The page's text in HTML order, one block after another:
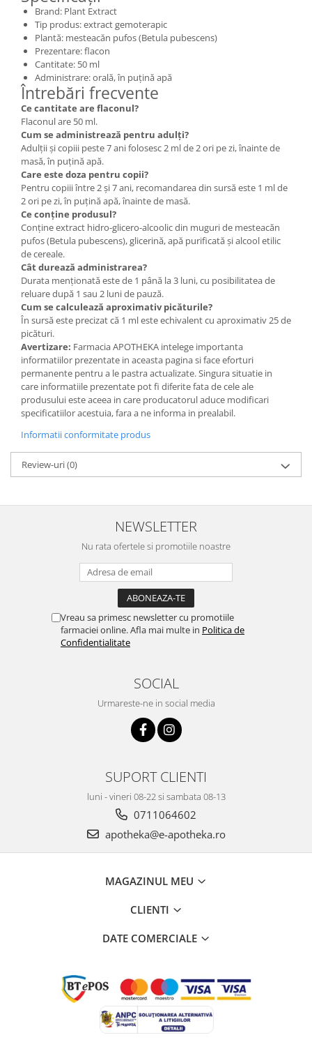
Brand: Plant Extract
Tip produs: extract gemoterapic
Plantă: mesteacăn pufos (Betula pubescens)
Prezentare: flacon
Cantitate: 50 ml
Administrare: orală, în puțină apă
Întrebări frecvente
Ce cantitate are flaconul?
Flaconul are 50 ml.
Cum se administrează pentru adulți?
Adulții și copiii peste 7 ani folosesc 2 ml de 2 ori pe zi, înainte de
masă, în puțină apă.
Care este doza pentru copii?
Pentru copiii între 2 și 7 ani, recomandarea din sursă este 1 ml de
2 ori pe zi, în puțină apă, înainte de masă.
Ce conține produsul?
Conține extract hidro-glicero-alcoolic din muguri de mesteacăn
pufos (Betula pubescens), glicerină, apă purificată și alcool etilic
de cereale.
Cât durează administrarea?
Durata menționată este de 1 până la 3 luni, cu posibilitatea de
reluare după 1 sau 2 luni de pauză.
Cum se calculează aproximativ picăturile?
În sursă este precizat că 1 ml este echivalent cu aproximativ 25 de
picături.
Avertizare: Farmacia APOTHEKA intelege importanta
informatiilor prezentate in aceasta pagina si face eforturi
permanente pentru a le pastra actualizate. Singura situatie in
care informatiile prezentate pot fi diferite fata de cele ale
produsului este aceea in care producatorul aduce modificari
specificatiilor acestuia, fara a ne informa in prealabil.
Informatii conformitate produs
Review-uri(0)
NEWSLETTER
Nu rata ofertele si promotiile noastre
Vreau sa primesc newsletter cu promotiile
farmaciei online. Afla mai multe in Politica de
Confidentialitate
SOCIAL
Urmareste-ne in social media
SUPORT CLIENTI
luni - vineri 08-22 si sambata 08-13
0711064602
apotheka@e-apotheka.ro
MAGAZINUL MEU
CLIENTI
DATE COMERCIALE